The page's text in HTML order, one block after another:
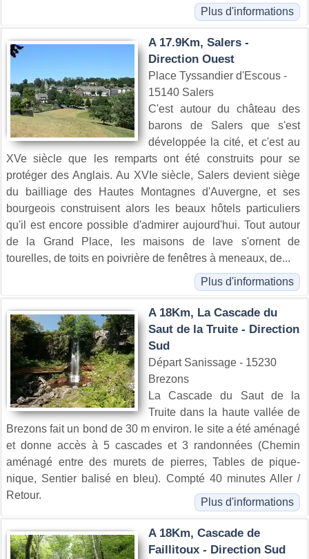
Plus d'informations
A 17.9Km, Salers -
Direction Ouest
Place Tyssandier d'Escous -
15140 Salers
C'est autour du château des
barons de Salers que s'est
développée la cité, et c'est au
XVe siècle que les remparts ont été construits pour se
protéger des Anglais. Au XVIe siècle, Salers devient siège
du bailliage des Hautes Montagnes d'Auvergne, et ses
bourgeois construisent alors les beaux hôtels particuliers
qu'il est encore possible d'admirer aujourd'hui. Tout autour
de la Grand Place, les maisons de lave s'ornent de
tourelles, de toits en poivrière de fenêtres à meneaux, de...
Plus d'informations
A 18Km, La Cascade du
Saut de la Truite - Direction
Sud
Départ Sanissage - 15230
Brezons
La Cascade du Saut de la
Truite dans la haute vallée de
Brezons fait un bond de 30 m environ. le site a été aménagé
et donne accès à 5 cascades et 3 randonnées (Chemin
aménagé entre des murets de pierres, Tables de pique-
nique, Sentier balisé en bleu). Compté 40 minutes Aller /
Retour.
Plus d'informations
A 18Km, Cascade de
Faillitoux - Direction Sud